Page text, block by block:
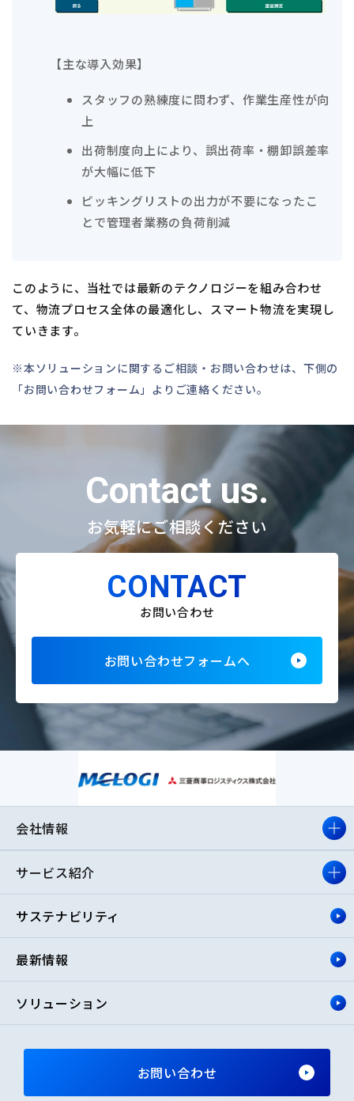
【主な導入効果】
スタッフの熟練度に問わず、作業生産性が向
上
出荷制度向上により、誤出荷率・棚卸誤差率
が大幅に低下
ピッキングリストの出力が不要になったこ
とで管理者業務の負荷削減
このように、当社では最新のテクノロジーを組み合わせ
て、物流プロセス全体の最適化し、スマート物流を実現し
ていきます。
※本ソリューションに関するご相談・お問い合わせは、下側の
「お問い合わせフォーム」よりご連絡ください。
Contact us.
お気軽にご相談ください
CONTACT
お問い合わせ
お問い合わせフォームへ
会社情報
サービス紹介
サステナビリティ
最新情報
ソリューション
お問い合わせ